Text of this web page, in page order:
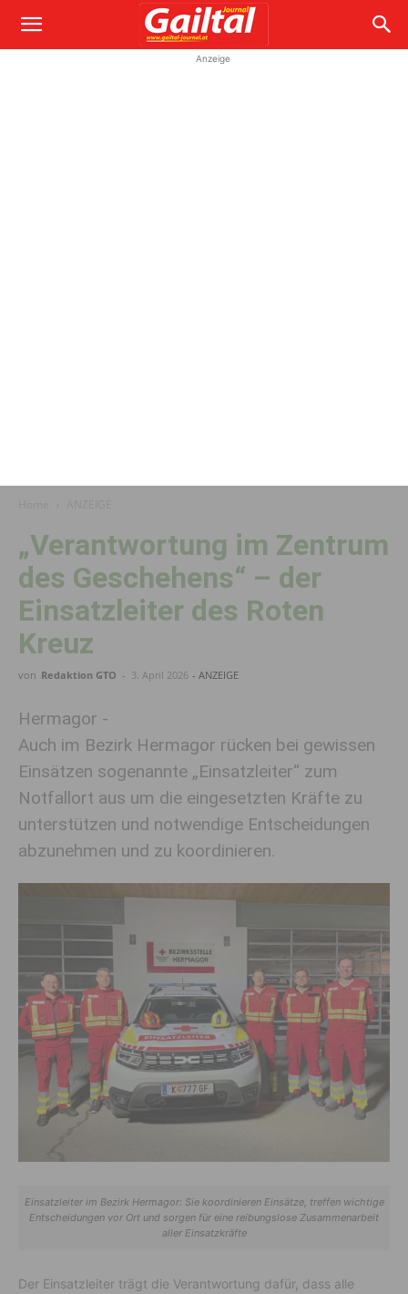
Anzeige
„Verantwortung im Zentrum
des Geschehens“ – der
Einsatzleiter des Roten
Kreuz
von Redaktion GTO - 3. April 2026 - ANZEIGE
Hermagor -
Auch im Bezirk Hermagor rücken bei gewissen
Einsätzen sogenannte „Einsatzleiter“ zum
Notfallort aus um die eingesetzten Kräfte zu
unterstützen und notwendige Entscheidungen
abzunehmen und zu koordinieren.
Einsatzleiter im Bezirk Hermagor: Sie koordinieren Einsätze, treffen wichtige
Entscheidungen vor Ort und sorgen für eine reibungslose Zusammenarbeit
aller Einsatzkräfte
Der Einsatzleiter trägt die Verantwortung dafür, dass alle